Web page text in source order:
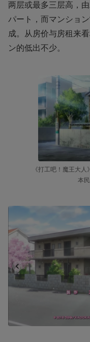
两层或最多三层高，
パート，而マンショ
成。从房价与房租来
ン的低出不少。
《打工吧！魔王大
本